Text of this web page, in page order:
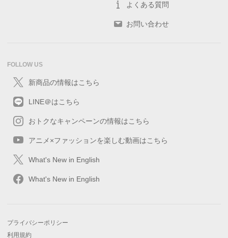
よくある質問
お問い合わせ
FOLLOW US
新商品の情報はこちら
LINE＠はこちら
おトクなキャンペーンの情報はこちら
アニメ×ファッションを楽しむ動画はこちら
What's New in English
What's New in English
プライバシーポリシー
利用規約